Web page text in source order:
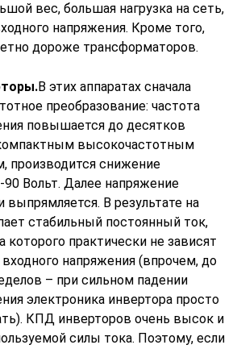
вес, большая нагрузка на сеть,
напряжения. Кроме того,
дороже трансформаторов.
В этих аппаратах сначала
преобразование: частота
повышается до десятков
высокочастотным
производится снижение
Вольт. Далее напряжение
выпрямляется. В результате на
стабильный постоянный ток,
которого практически не зависят
входного напряжения (впрочем, до
– при сильном падении
электроника инвертора просто
КПД инверторов очень высок и
силы тока. Поэтому, если